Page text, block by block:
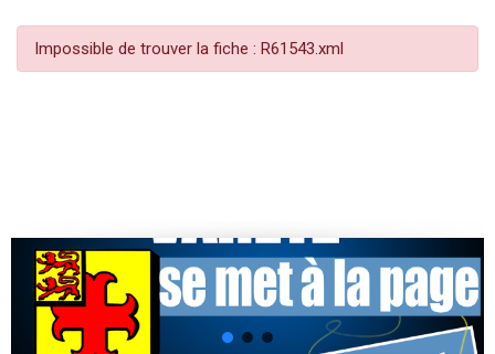
Impossible de trouver la fiche : R61543.xml